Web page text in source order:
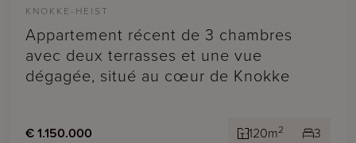
KNOKKE-HEIST
Appartement récent de 3 chambres
avec deux terrasses et une vue
dégagée, situé au cœur de Knokke
€ 1.150.000 120m2 3